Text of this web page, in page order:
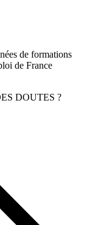
de formations
de France
DOUTES ?